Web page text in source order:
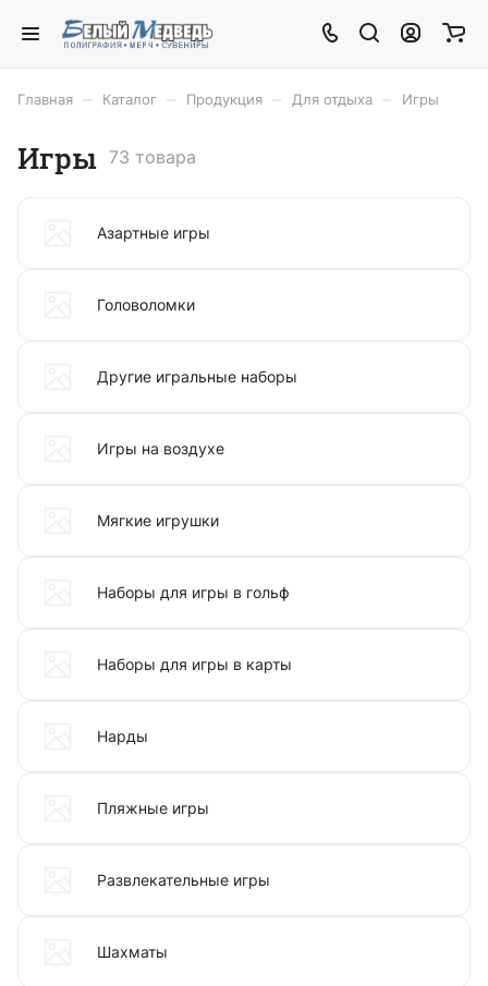
Главная Каталог Продукция Для отдыха Игры
Игры 73 товара
Азартные игры
Головоломки
Другие игральные наборы
Игры на воздухе
Мягкие игрушки
Наборы для игры в гольф
Наборы для игры в карты
Нарды
Пляжные игры
Развлекательные игры
Шахматы